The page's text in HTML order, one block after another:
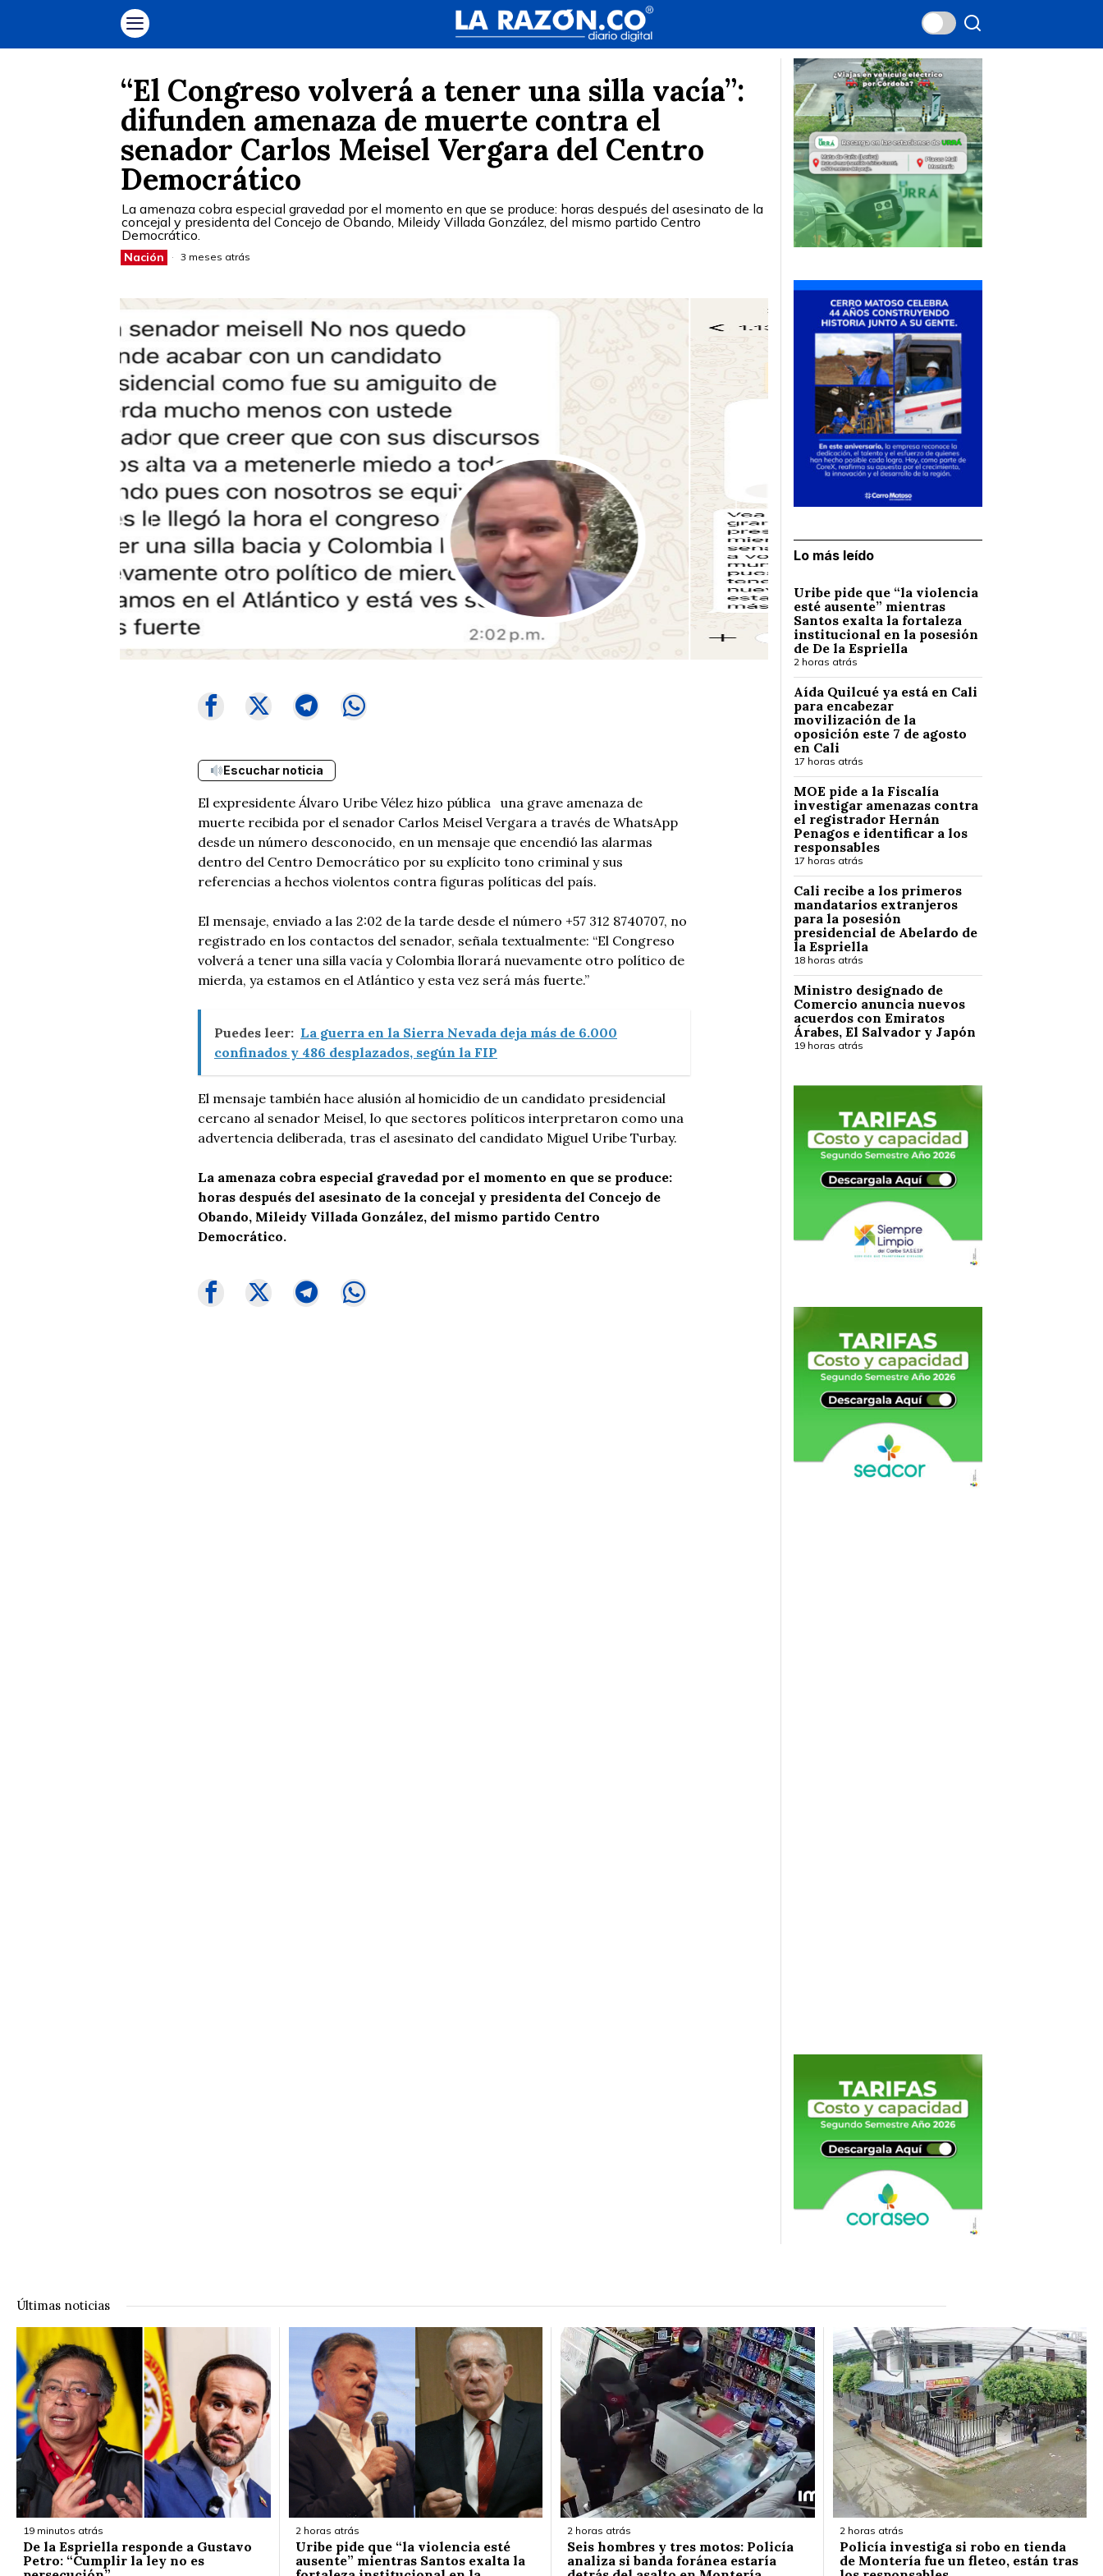
“El Congreso volverá a tener una silla vacía”:
difunden amenaza de muerte contra el
senador Carlos Meisel Vergara del Centro
Democrático
La amenaza cobra especial gravedad por el momento en que se produce: horas después del asesinato de la
concejal y presidenta del Concejo de Obando, Mileidy Villada González, del mismo partido Centro
Democrático.
Nación 3 meses atrás
Escuchar noticia
El expresidente Álvaro Uribe Vélez hizo pública una grave amenaza de
muerte recibida por el senador Carlos Meisel Vergara a través de WhatsApp
desde un número desconocido, en un mensaje que encendió las alarmas
dentro del Centro Democrático por su explícito tono criminal y sus
referencias a hechos violentos contra figuras políticas del país.
El mensaje, enviado a las 2:02 de la tarde desde el número +57 312 8740707, no
registrado en los contactos del senador, señala textualmente: “El Congreso
volverá a tener una silla vacía y Colombia llorará nuevamente otro político de
mierda, ya estamos en el Atlántico y esta vez será más fuerte.”
Puedes leer: La guerra en la Sierra Nevada deja más de 6.000
confinados y 486 desplazados, según la FIP
El mensaje también hace alusión al homicidio de un candidato presidencial
cercano al senador Meisel, lo que sectores políticos interpretaron como una
advertencia deliberada, tras el asesinato del candidato Miguel Uribe Turbay.
La amenaza cobra especial gravedad por el momento en que se produce:
horas después del asesinato de la concejal y presidenta del Concejo de
Obando, Mileidy Villada González, del mismo partido Centro
Democrático.
Lo más leído
Uribe pide que “la violencia
esté ausente” mientras
Santos exalta la fortaleza
institucional en la posesión
de De la Espriella
2 horas atrás
Aída Quilcué ya está en Cali
para encabezar
movilización de la
oposición este 7 de agosto
en Cali
17 horas atrás
MOE pide a la Fiscalía
investigar amenazas contra
el registrador Hernán
Penagos e identificar a los
responsables
17 horas atrás
Cali recibe a los primeros
mandatarios extranjeros
para la posesión
presidencial de Abelardo de
la Espriella
18 horas atrás
Ministro designado de
Comercio anuncia nuevos
acuerdos con Emiratos
Árabes, El Salvador y Japón
19 horas atrás
Últimas noticias
19 minutos atrás
De la Espriella responde a Gustavo
Petro: “Cumplir la ley no es
2 horas atrás
Uribe pide que “la violencia esté
ausente” mientras Santos exalta la
2 horas atrás
Seis hombres y tres motos: Policía
analiza si banda foránea estaría
2 horas atrás
Policía investiga si robo en tienda
de Montería fue un fleteo, están tras